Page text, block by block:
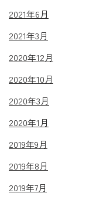
2021年6月
2021年3月
2020年12月
2020年10月
2020年3月
2020年1月
2019年9月
2019年8月
2019年7月